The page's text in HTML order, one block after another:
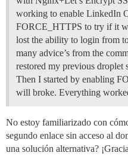
working to enable LinkedIn
FORCE_HTTPS to try if it
lost the ability to login from
many advice’s from the
restored my previous droplet
Then I started by enabling
will broke. Everything
No estoy familiarizado con
segundo enlace sin acceso al
una solución alternativa?